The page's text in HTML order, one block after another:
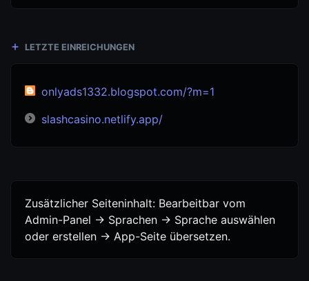
LETZTE EINREICHUNGEN
onlyads1332.blogspot.com/?m=1
slashcasino.netlify.app/
Zusätzlicher Seiteninhalt: Bearbeitbar vom
Admin-Panel -> Sprachen -> Sprache auswählen
oder erstellen -> App-Seite übersetzen.